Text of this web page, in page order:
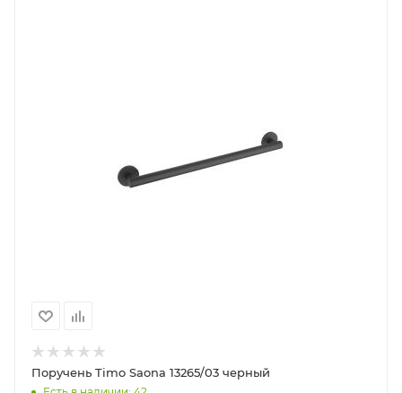
Поручень Timo Saona 13265/03 черный